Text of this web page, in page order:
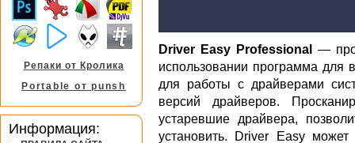
Driver Easy Professional
—
использовании программа для
для работы с драйверами
версий драйверов.
устаревшие драйвера,
установить. Driver Easy
Репаки от Кролика
Portable от punsh
Информация: